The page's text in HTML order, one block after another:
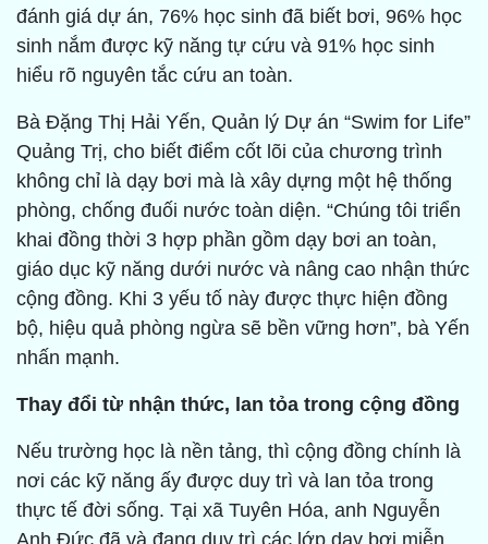
đánh giá dự án, 76% học sinh đã biết bơi, 96% học
sinh nắm được kỹ năng tự cứu và 91% học sinh
hiểu rõ nguyên tắc cứu an toàn.
Bà Đặng Thị Hải Yến, Quản lý Dự án “Swim for Life”
Quảng Trị, cho biết điểm cốt lõi của chương trình
không chỉ là dạy bơi mà là xây dựng một hệ thống
phòng, chống đuối nước toàn diện. “Chúng tôi triển
khai đồng thời 3 hợp phần gồm dạy bơi an toàn,
giáo dục kỹ năng dưới nước và nâng cao nhận thức
cộng đồng. Khi 3 yếu tố này được thực hiện đồng
bộ, hiệu quả phòng ngừa sẽ bền vững hơn”, bà Yến
nhấn mạnh.
Thay đổi từ nhận thức, lan tỏa trong cộng đồng
Nếu trường học là nền tảng, thì cộng đồng chính là
nơi các kỹ năng ấy được duy trì và lan tỏa trong
thực tế đời sống. Tại xã Tuyên Hóa, anh Nguyễn